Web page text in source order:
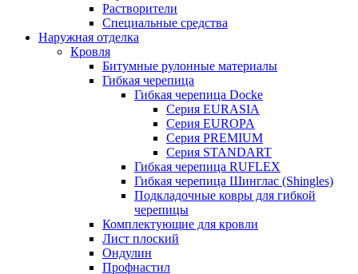
Растворители
Специальные средства
Наружная отделка
Кровля
Битумные рулонные материалы
Гибкая черепица
Гибкая черепица Docke
Серия EURASIA
Серия EUROPA
Серия PREMIUM
Серия STANDART
Гибкая черепица RUFLEX
Гибкая черепица Шинглас (Shingles)
Подкладочные ковры для гибкой
черепицы
Комплектующие для кровли
Лист плоский
Ондулин
Профнастил